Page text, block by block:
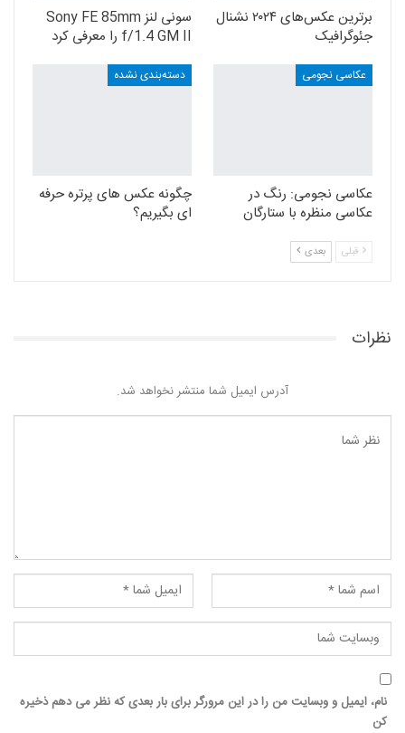
برترین عکس‌های ۲۰۲۴ نشنال
جئوگرافیک
سونی لنز Sony FE 85mm
f/1.4 GM II را معرفی کرد
عکاسی نجومی
عکاسی نجومی: رنگ در
عکاسی منظره با ستارگان
دسته‌بندی نشده
چگونه عکس های پرتره حرفه
ای بگیریم؟
قبلی بعدی
نظرات
آدرس ایمیل شما منتشر نخواهد شد.
نام، ایمیل و وبسایت من را در این مرورگر برای بار بعدی که نظر می دهم ذخیره
کن